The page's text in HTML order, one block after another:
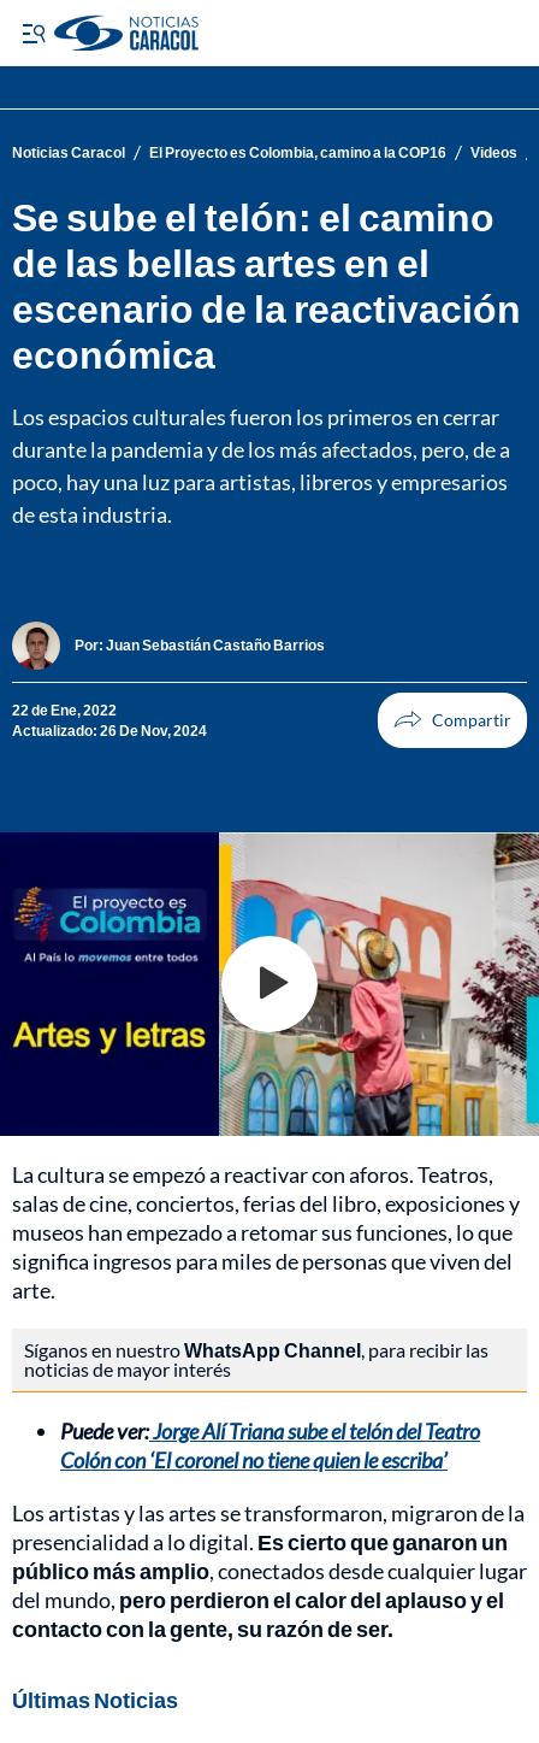
Noticias Caracol / El Proyecto es Colombia, camino a la COP16 / Videos
Se sube el telón: el camino
de las bellas artes en el
escenario de la reactivación
económica
Los espacios culturales fueron los primeros en cerrar
durante la pandemia y de los más afectados, pero, de a
poco, hay una luz para artistas, libreros y empresarios
de esta industria.
Por: Juan Sebastián Castaño Barrios
22 de Ene, 2022
Actualizado: 26 De Nov, 2024
La cultura se empezó a reactivar con aforos. Teatros,
salas de cine, conciertos, ferias del libro, exposiciones y
museos han empezado a retomar sus funciones, lo que
significa ingresos para miles de personas que viven del
arte.
Síganos en nuestroWhatsApp Channel, para recibir las
noticias de mayor interés
Puede ver:Jorge Alí Triana sube el telón del Teatro
Colón con ‘El coronel no tiene quien le escriba’
Los artistas y las artes se transformaron, migraron de la
presencialidad a lo digital. Es cierto que ganaron un
público más amplio, conectados desde cualquier lugar
del mundo, pero perdieron el calor del aplauso y el
contacto con la gente, su razón de ser.
Últimas Noticias